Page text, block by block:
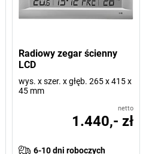
Radiowy zegar ścienny
LCD
wys. x szer. x głęb. 265 x 415 x
45 mm
netto
1.440,- zł
6-10 dni roboczych